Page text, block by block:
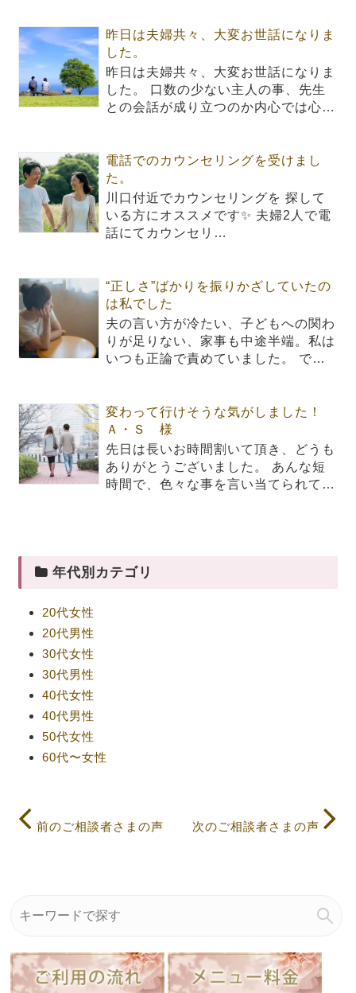
昨日は夫婦共々、大変お世話になりま
した。
昨日は夫婦共々、大変お世話になりま
した。 口数の少ない主人の事、先生
との会話が成り立つのか内心では心…
電話でのカウンセリングを受けまし
た。
川口付近でカウンセリングを 探して
いる方にオススメです✨ 夫婦2人で電
話にてカウンセリ…
“正しさ”ばかりを振りかざしていたの
は私でした
夫の言い方が冷たい、子どもへの関わ
りが足りない、家事も中途半端。私は
いつも正論で責めていました。 で…
変わって行けそうな気がしました！
Ａ・Ｓ 様
先日は長いお時間割いて頂き、どうも
ありがとうございました。 あんな短
時間で、色々な事を言い当てられて…
年代別カテゴリ
20代女性
20代男性
30代女性
30代男性
40代女性
40代男性
50代女性
60代〜女性
前のご相談者さまの声 次のご相談者さまの声